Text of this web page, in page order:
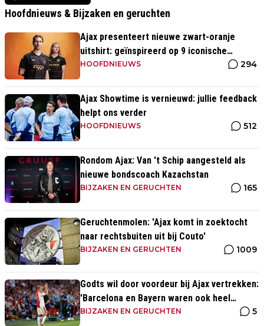
Hoofdnieuws & Bijzaken en geruchten
Ajax presenteert nieuwe zwart-oranje
uitshirt: geïnspireerd op 9 iconische
momenten uit clubhistorie
HOOFDNIEUWS 294
Ajax Showtime is vernieuwd: jullie feedback
helpt ons verder
HOOFDNIEUWS 512
Rondom Ajax: Van 't Schip aangesteld als
nieuwe bondscoach Kazachstan
BIJZAKEN EN GERUCHTEN 165
Geruchtenmolen: 'Ajax komt in zoektocht
naar rechtsbuiten uit bij Couto'
BIJZAKEN EN GERUCHTEN 1009
Godts wil door voordeur bij Ajax vertrekken:
'Barcelona en Bayern waren ook heel
serieus'
BIJZAKEN EN GERUCHTEN 5